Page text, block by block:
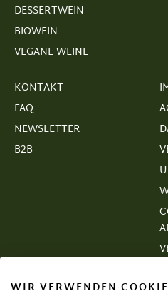
DESSERTWEIN
BIOWEIN
VEGANE WEINE
KONTAKT
FAQ
NEWSLETTER
B2B